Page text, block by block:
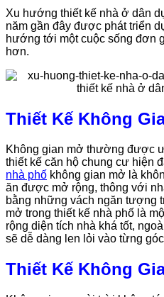
Xu hướng thiết kế nhà ở dân
năm gần đây được phát triển
hướng tới một cuộc sống đơn
hơn.
Thiết Kế Không
Không gian mở thường được
thiết kế căn hộ chung cư hiện
nhà phố không gian mở là
ăn được mở rộng, thông với
bằng những vách ngăn tượng
mở trong thiết kế nhà phố là
rộng diện tích nhà khá tốt,
sẽ dễ dàng len lỏi vào từng
Thiết Kế Không